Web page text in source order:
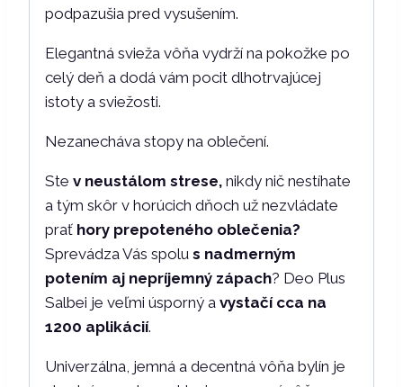
podpazušia pred vysušením.
Elegantná svieža vôňa vydrží na pokožke po
celý deň a dodá vám pocit dlhotrvajúcej
istoty a sviežosti.
Nezanecháva stopy na oblečení.
Ste v neustálom strese, nikdy nič nestíhate
a tým skôr v horúcich dňoch už nezvládate
prať hory prepoteného oblečenia?
Sprevádza Vás spolu s nadmerným
potením aj nepríjemný zápach? Deo Plus
Salbei je veľmi úsporný a vystačí cca na
1200 aplikácií.
Univerzálna, jemná a decentná vôňa bylín je